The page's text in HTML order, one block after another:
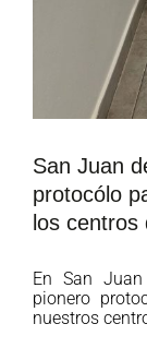
San Juan
protocólo
los centros
En San
pionero
nuestros